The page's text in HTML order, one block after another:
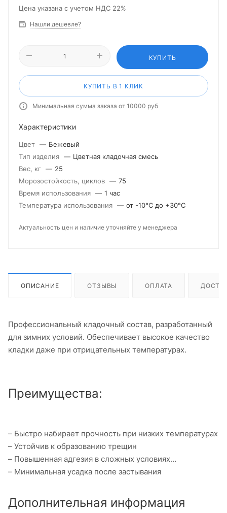
Цена указана с учетом НДС 22%
Нашли дешевле?
КУПИТЬ
КУПИТЬ В 1 КЛИК
Минимальная сумма заказа от 10000 руб
Характеристики
Цвет — Бежевый
Тип изделия — Цветная кладочная смесь
Вес, кг — 25
Морозостойкость, циклов — 75
Время использования — 1 час
Температура использования — от -10°С до +30°С
Актуальность цен и наличие уточняйте у менеджера
ОПИСАНИЕ ОТЗЫВЫ ОПЛАТА
Профессиональный кладочный состав, разработанный
для зимних условий. Обеспечивает высокое качество
кладки даже при отрицательных температурах.
Преимущества:
– Быстро набирает прочность при низких температурах
– Устойчив к образованию трещин
– Повышенная адгезия в сложных условиях
– Минимальная усадка после застывания
Дополнительная информация